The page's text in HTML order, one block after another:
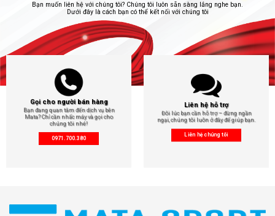
Bạn muốn liên hệ với chúng tôi? Chúng tôi luôn sẵn sàng lắng nghe bạn.
Dưới đây là cách bạn có thể kết nối với chúng tôi
Gọi cho người bán hàng
Bạn đang quan tâm đến dịch vụ bên
Mata? Chỉ cần nhấc máy và gọi cho
chúng tôi nhé!
0971.700.380
Liên hệ hỗ trợ
Đôi lúc bạn cần hỗ trợ – đừng ngần
ngại, chúng tôi luôn ở đây để giúp bạn.
Liên hệ chúng tôi